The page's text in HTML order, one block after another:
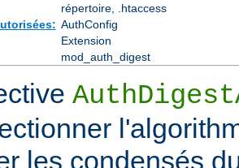
répertoire, .htaccess
AuthConfig
Extension
mod_auth_digest
les condensés